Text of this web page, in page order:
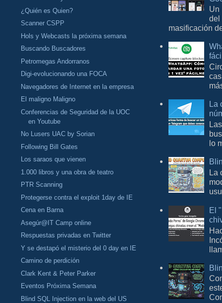
¿Quién es Quien?
Scanner CSPP
Hols y Webcasts la próxima semana
Buscando Buscadores
Petromegas Andorranos
Digi-evolucionando una FOCA
Navegadores de Internet en la empresa
El maligno Maligno
Conferencias de Seguridad de la UOC
en Youtube
No Lusers UAC by Sorian
Following Bill Gates
Los saraos que vienen
1.000 libros y una obra de teatro
PTR Scanning
Protegerse contra el exploit 1day de IE
Cena en Barna
Asegúr@IT Camp online
Respuestas privadas en Twitter
Y se destapó el misterio del 0 day en IE
Camino de perdición
Clark Kent & Peter Parker
Eventos Próxima Semana
Blind SQL Injection en la web del US
Un
del
masificación
La
lo
La
El